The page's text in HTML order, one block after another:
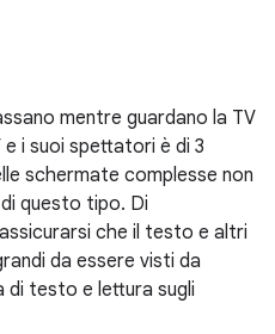
mentre guardano la TV
i suoi spettatori è di 3
schermate complesse non
questo tipo. Di
che il testo e altri
da essere visti da
di testo e lettura sugli